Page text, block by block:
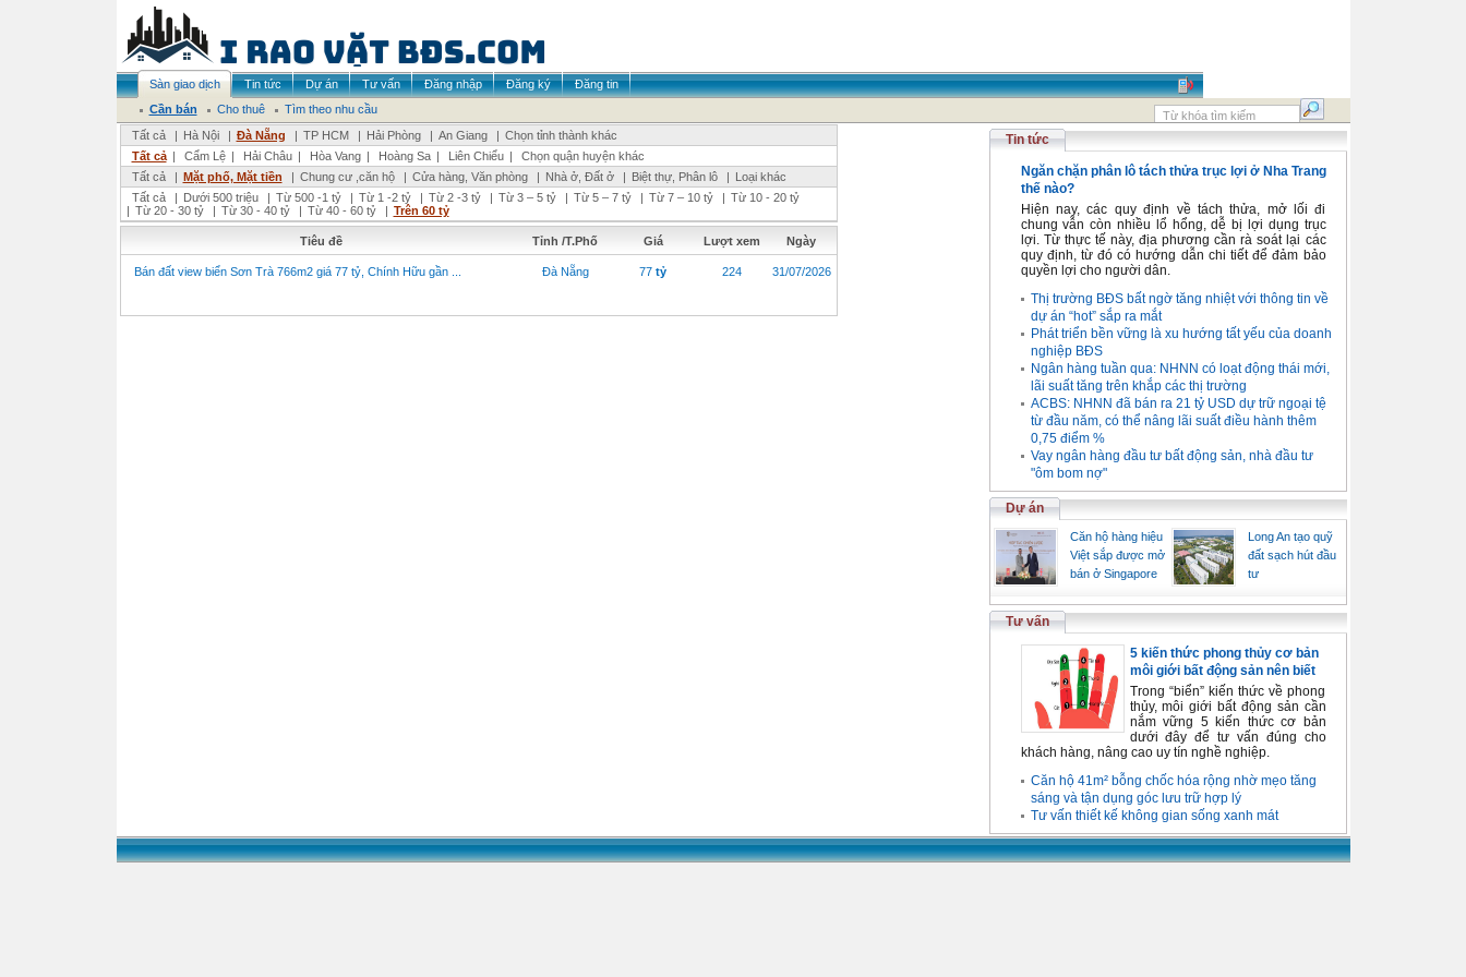
Sàn giao dịch Tin tức Dự án Tư vấn Đăng nhập Đăng ký
Đăng tin
Cần bán
Cho thuê
Tìm theo nhu cầu
Tất cả
| Hà Nội | Đà Nẵng | TP HCM | Hải Phòng | An Giang | Chọn tỉnh thành khác
Tất cả | Cẩm Lệ | Hải Châu | Hòa Vang | Hoàng Sa | Liên Chiểu |
Chọn quận huyện khác
Tất cả
| Mặt phố, Mặt tiền | Chung cư ,căn hộ | Cửa hàng, Văn phòng | Nhà ở, Đất ở | Biệt thự, Phân lô | Loại khác
Tất cả
| Dưới 500 triệu | Từ 500 -1 tỷ | Từ 1 -2 tỷ | Từ 2 -3 tỷ | Từ 3 – 5 tỷ | Từ 5 – 7 tỷ | Từ 7 – 10 tỷ | Từ 10 - 20 tỷ
| Từ 20 - 30 tỷ | Từ 30 - 40 tỷ | Từ 40 - 60 tỷ | Trên 60 tỷ
Tiêu đề Tỉnh /T.Phố Giá Lượt xem Ngày
Bán đất view biển Sơn Trà 766m2 giá 77 tỷ, Chính Hữu gần ... Đà Nẵng 77 tỷ 224 31/07/2026
Tin tức
Ngăn chặn phân lô tách thửa trục lợi ở Nha Trang
thế nào?
Hiện nay, các quy định về tách thửa, mở lối đi
chung vẫn còn nhiều lổ hổng, dễ bị lợi dụng trục
lợi. Từ thực tế này, địa phương cần rà soát lại các
quy định, từ đó có hướng dẫn chi tiết để đảm bảo
quyền lợi cho người dân.
Thị trường BĐS bất ngờ tăng nhiệt với thông tin về
dự án “hot” sắp ra mắt
Phát triển bền vững là xu hướng tất yếu của doanh
nghiệp BĐS
Ngân hàng tuần qua: NHNN có loạt động thái mới,
lãi suất tăng trên khắp các thị trường
ACBS: NHNN đã bán ra 21 tỷ USD dự trữ ngoại tệ
từ đầu năm, có thể nâng lãi suất điều hành thêm
0,75 điểm %
Vay ngân hàng đầu tư bất động sản, nhà đầu tư
"ôm bom nợ"
Dự án
Căn hộ hàng hiệu
Việt sắp được mở
bán ở Singapore
Long An tạo quỹ
đất sạch hút đầu
tư
Tư vấn
5 kiến thức phong thủy cơ bản
môi giới bất động sản nên biết
Trong “biển” kiến thức về phong
thủy, môi giới bất động sản cần
nắm vững 5 kiến thức cơ bản
dưới đây để tư vấn đúng cho
khách hàng, nâng cao uy tín nghề nghiệp.
Căn hộ 41m² bỗng chốc hóa rộng nhờ mẹo tăng
sáng và tận dụng góc lưu trữ hợp lý
Tư vấn thiết kế không gian sống xanh mát